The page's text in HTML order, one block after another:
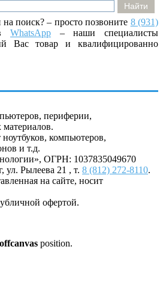
поиск? – просто позвоните 8 (931)
WhatsApp – наши специалисты
Вас товар и квалифицированно
периферии,
компьютеров,
и т.д.
, ОГРН: 1037835049670
, ул. Рылеева 21 , т. 8 (812) 272-8110.
на сайте, носит
офертой.
offcanvas position.